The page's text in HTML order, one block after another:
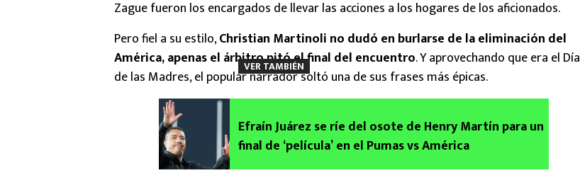
Zague fueron los encargados de llevar las acciones a los hogares de los aficionados.
Pero fiel a su estilo,Christian Martinoli no dudó en burlarse de la eliminación del
América, apenas el árbitro pitó el final del encuentro. Y aprovechando que era el Día
de las Madres, el popular narrador soltó una de sus frases más épicas.
VER TAMBIÉN
Efraín Juárez se ríe del osote de Henry Martín para un
final de ‘película’ en el Pumas vs América